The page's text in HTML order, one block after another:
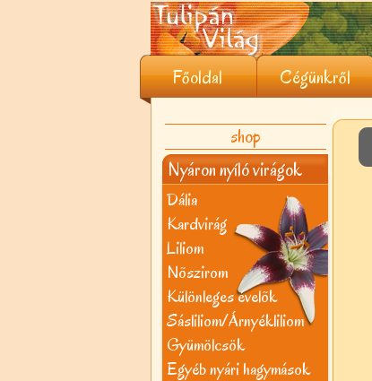
Főoldal Cégünkről
shop
Nyáron nyíló virágok
Dália
Kardvirág
Liliom
Nõszirom
Különleges évelõk
Sásliliom/Árnyékliliom
Gyümölcsök
Egyéb nyári hagymások